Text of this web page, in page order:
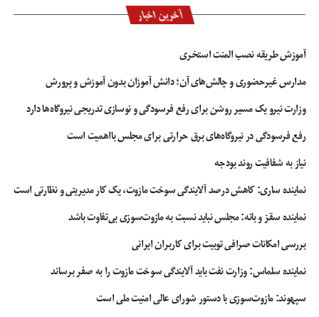
آخرین اخبار
آموزش طریقه نصب المنت استخری
مدارس غیرحضوری و چالش‌های آن؛ دانش آموزان بدون آموزش و پرورش
وزارت نیرو یک مسیر روشن برای رفع فرسودگی و نوسازی تدریجی نیروگاه‌ها دارد
رفع فرسودگی در نیروگاه‌های برق حرارتی برای مجلس بااهمیت است
نیاز به شفافیت روند بودجه
نماینده ساری: کاهش درصد آلایندگی سوخت مازوت، یک کار مدیریتی و نظارتی است
نماینده سقز و بانه: مجلس نباید نسبت به مازوت‌سوزی بی‌تفاوت باشد
بررسی امکانات صرافی توبیت برای کاربران ایرانی
نماینده سلماس: وزارت نفت باید آلایندگی سوخت مازوت را به صفر برساند
سپهوند:‌ مازوت‌سوزی با دستور شورای عالی امنیت ملی است